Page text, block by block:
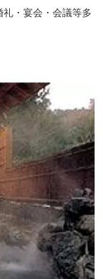
・宴会・会議等多